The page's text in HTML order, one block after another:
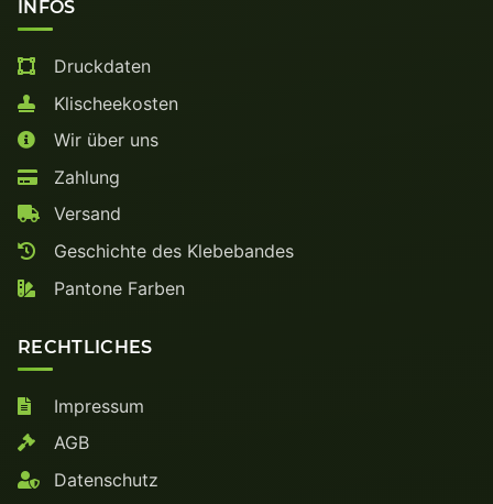
INFOS
Druckdaten
Klischeekosten
Wir über uns
Zahlung
Versand
Geschichte des Klebebandes
Pantone Farben
RECHTLICHES
Impressum
AGB
Datenschutz